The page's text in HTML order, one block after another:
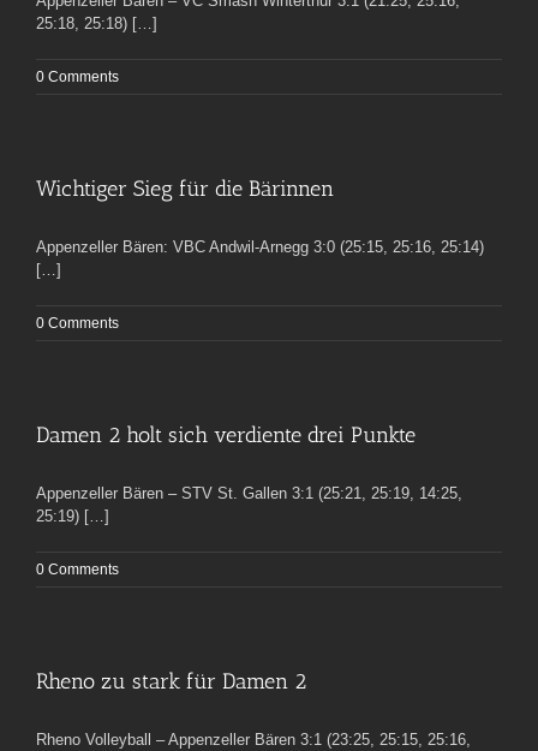
25:18, 25:18) […]
0 Comments
Wichtiger Sieg für die Bärinnen
Appenzeller Bären: VBC Andwil-Arnegg 3:0 (25:15, 25:16, 25:14)
[…]
0 Comments
Damen 2 holt sich verdiente drei Punkte
Appenzeller Bären – STV St. Gallen 3:1 (25:21, 25:19, 14:25,
25:19) […]
0 Comments
Rheno zu stark für Damen 2
Rheno Volleyball – Appenzeller Bären 3:1 (23:25, 25:15, 25:16,